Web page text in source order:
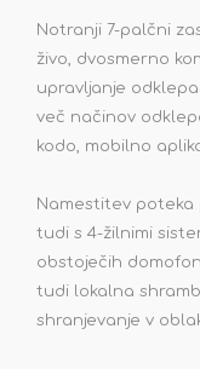
Notranji 7-palčni
živo, dvosmerno
upravljanje
več načinov
kodo, mobilno
Namestitev poteka
tudi s 4-žilnimi
obstoječih
tudi lokalna
shranjevanje v